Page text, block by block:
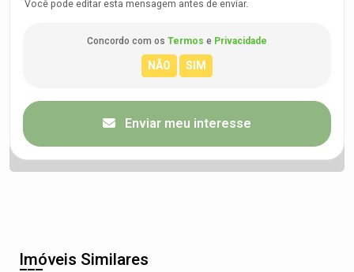
Você pode editar esta mensagem antes de enviar.
Concordo com os Termos e Privacidade
Enviar meu interesse
Imóveis Similares